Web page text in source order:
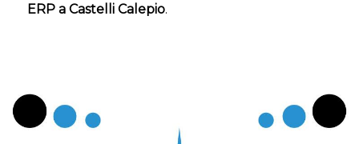
ERP a Castelli Calepio.